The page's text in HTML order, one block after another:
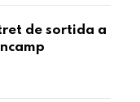
de sortida a